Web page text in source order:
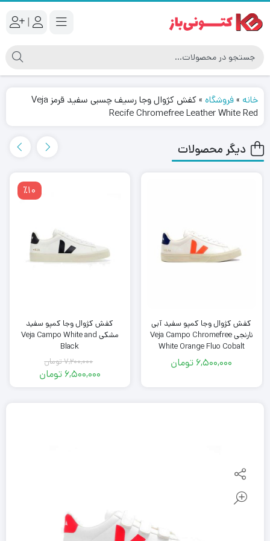
|
خانه »فروشگاه »
کفش کژوال وجا رسیف چسبی سفید قرمز Veja
Recife Chromefree Leather White Red
دیگر محصولات
کفش کژوال وجا کمپو سفید آبی
نارنجی Veja Campo Chromefree
White Orange Fluo Cobalt
6,500,000 تومان
٪10
کفش کژوال وجا کمپو سفید
مشکی Veja Campo White and
Black
7,200,000تومان
قیمت6,500,000 تومان